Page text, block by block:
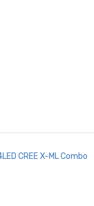
CREE X-ML Combo